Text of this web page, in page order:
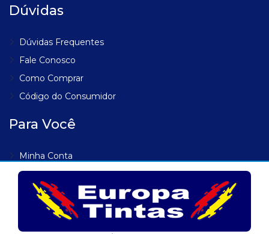
Dúvidas
Dúvidas Frequentes
Fale Conosco
Como Comprar
Código do Consumidor
Para Você
Minha Conta
Meus Endereços
Meus Pedidos
Lista de Desejos
Rastrear Pedido